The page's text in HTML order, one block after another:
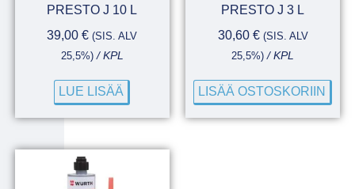
PRESTO J 10 L
39,00€ (SIS. ALV
25,5%)/ KPL
LUE LISÄÄ
PRESTO J 3 L
30,60 € (SIS. ALV
25,5%) / KPL
LISÄÄ OSTOSKORIIN